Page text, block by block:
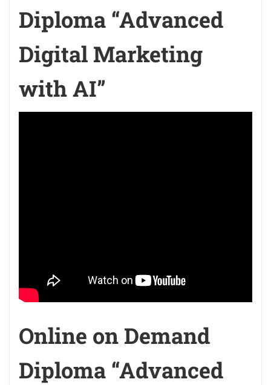
Diploma “Advanced
Digital Marketing
with AI”
Online on Demand
Diploma “Advanced